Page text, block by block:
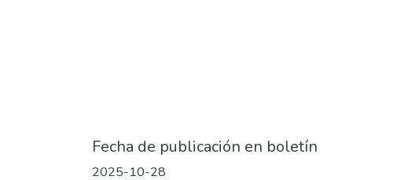
Fecha de publicación en boletín
2025-10-28